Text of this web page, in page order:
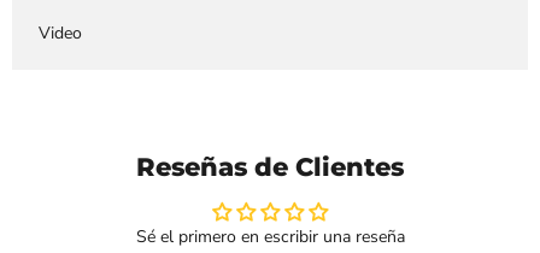
Video
Reseñas de Clientes
Sé el primero en escribir una reseña